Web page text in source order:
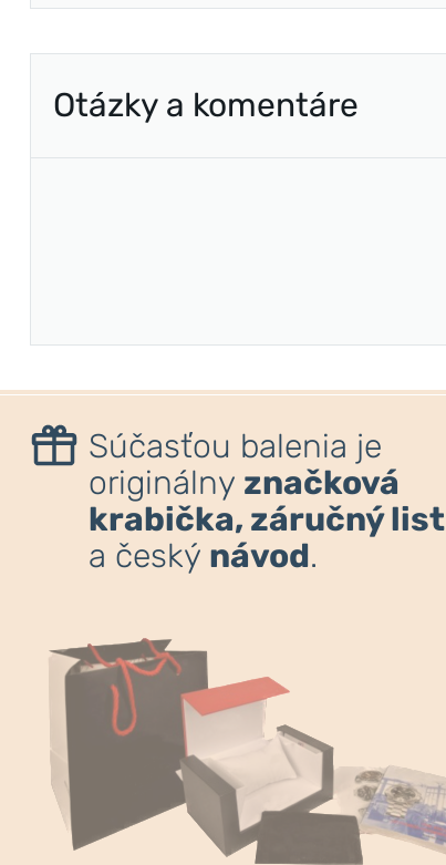
Otázky a komentáre
Súčasťou balenia je
originálny značková
krabička, záručný list
a český návod.